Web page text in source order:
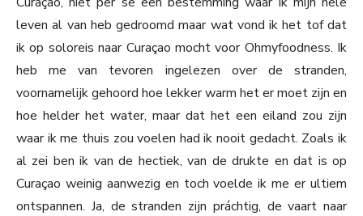
leven al van heb gedroomd maar wat vond ik het tof dat
ik op soloreis naar Curaçao mocht voor Ohmyfoodness. Ik
heb me van tevoren ingelezen over de stranden,
voornamelijk gehoord hoe lekker warm het er moet zijn en
hoe helder het water, maar dat het een eiland zou zijn
waar ik me thuis zou voelen had ik nooit gedacht. Zoals ik
al zei ben ik van de hectiek, van de drukte en dat is op
Curaçao weinig aanwezig en toch voelde ik me er ultiem
ontspannen. Ja, de stranden zijn práchtig, de vaart naar